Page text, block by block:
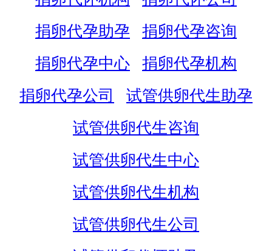
捐卵代孕助孕
捐卵代孕咨询
捐卵代孕中心
捐卵代孕机构
捐卵代孕公司
试管供卵代生助孕
试管供卵代生咨询
试管供卵代生中心
试管供卵代生机构
试管供卵代生公司